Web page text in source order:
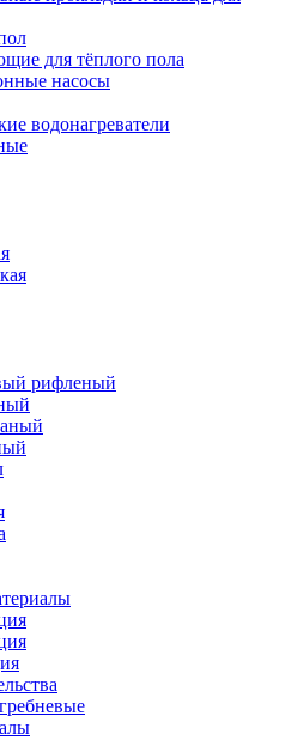
для тёплого пола
насосы
водонагреватели
рифленый